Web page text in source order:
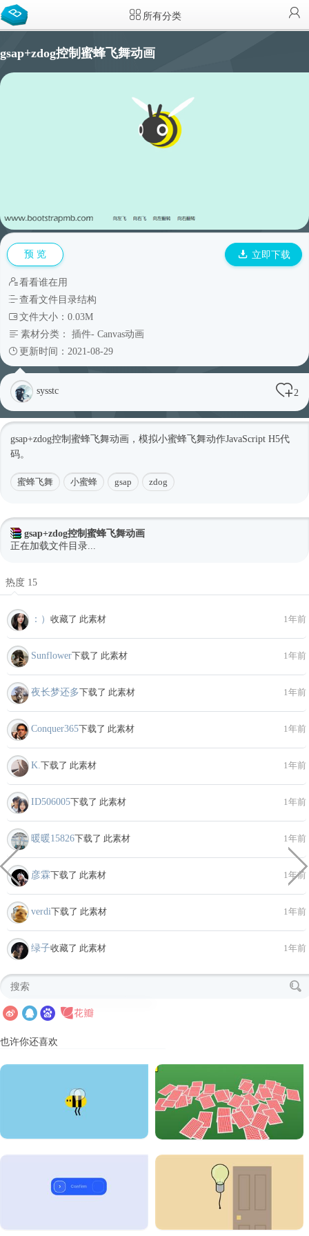
所有分类
gsap+zdog控制蜜蜂飞舞动画
预 览 立即下载
看看谁在用
查看文件目录结构
文件大小：0.03M
素材分类： 插件- Canvas动画
更新时间：2021-08-29
sysstc 2
gsap+zdog控制蜜蜂飞舞动画，模拟小蜜蜂飞舞动作JavaScript H5代
码。
蜜蜂飞舞 小蜜蜂 gsap zdog
gsap+zdog控制蜜蜂飞舞动画
正在加载文件目录...
热度 15
：） 收藏了 此素材 1年前
Sunflower下载了 此素材 1年前
夜长梦还多下载了 此素材 1年前
Conquer365下载了 此素材 1年前
K. 下载了 此素材 1年前
ID506005下载了 此素材 1年前
暖暖15826下载了 此素材 1年前
彦霖下载了 此素材 1年前
verdi下载了 此素材 1年前
绿子收藏了 此素材 1年前
也许你还喜欢